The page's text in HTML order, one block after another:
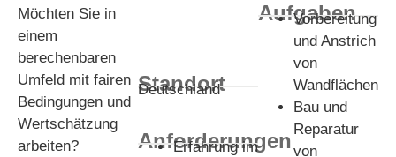
Möchten Sie in
einem
berechenbaren
Umfeld mit fairen
Bedingungen und
Wertschätzung
arbeiten?
Standort
Deutschland
Anforderungen
Erfahrung im
Aufgaben
Vorbereitung
und Anstrich
von
Wandflächen
Bau und
Reparatur
von